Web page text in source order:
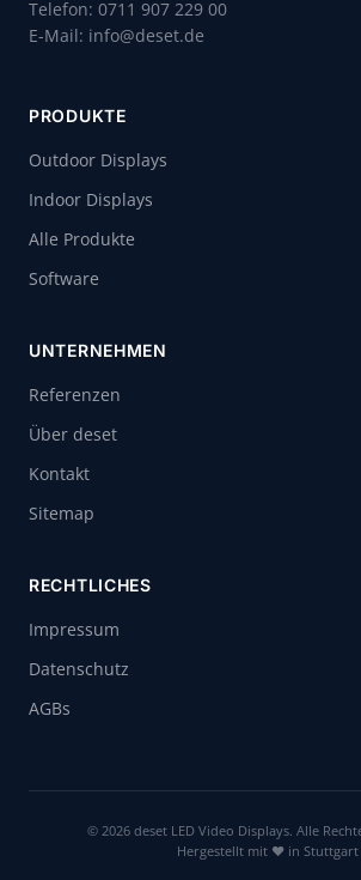
Telefon: 0711 907 229 00
E-Mail: info@deset.de
PRODUKTE
Outdoor Displays
Indoor Displays
Alle Produkte
Software
UNTERNEHMEN
Referenzen
Über deset
Kontakt
Sitemap
RECHTLICHES
Impressum
Datenschutz
AGBs
© 2026 deset LED Video Displays. Alle
Hergestellt mit ❤ in Stuttgart